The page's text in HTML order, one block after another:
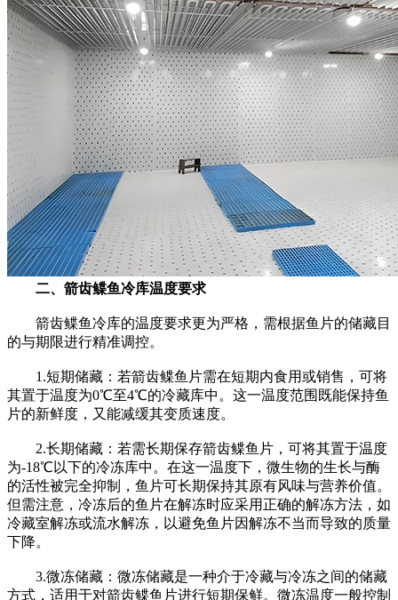
二、箭齿鲽鱼冷库温度要求
箭齿鲽鱼冷库的温度要求更为严格，需根据鱼片的储藏目
的与期限进行精准调控。
1.短期储藏：若箭齿鲽鱼片需在短期内食用或销售，可将
其置于温度为0℃至4℃的冷藏库中。这一温度范围既能保持鱼
片的新鲜度，又能减缓其变质速度。
2.长期储藏：若需长期保存箭齿鲽鱼片，可将其置于温度
为-18℃以下的冷冻库中。在这一温度下，微生物的生长与酶
的活性被完全抑制，鱼片可长期保持其原有风味与营养价值。
但需注意，冷冻后的鱼片在解冻时应采用正确的解冻方法，如
冷藏室解冻或流水解冻，以避免鱼片因解冻不当而导致的质量
下降。
3.微冻储藏：微冻储藏是一种介于冷藏与冷冻之间的储藏
方式，适用于对箭齿鲽鱼片进行短期保鲜。微冻温度一般控制